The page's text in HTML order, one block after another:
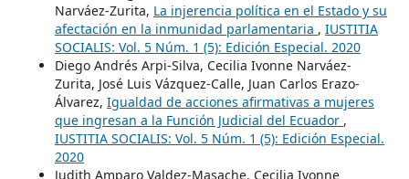
Narváez-Zurita, La injerencia política en el Estado y su
afectación en la inmunidad parlamentaria , IUSTITIA
SOCIALIS: Vol. 5 Núm. 1 (5): Edición Especial. 2020
Diego Andrés Arpi-Silva, Cecilia Ivonne Narváez-
Zurita, José Luis Vázquez-Calle, Juan Carlos Erazo-
Álvarez, Igualdad de acciones afirmativas a mujeres
que ingresan a la Función Judicial del Ecuador ,
IUSTITIA SOCIALIS: Vol. 5 Núm. 1 (5): Edición Especial.
2020
Judith Amparo Valdez-Masache, Cecilia Ivonne